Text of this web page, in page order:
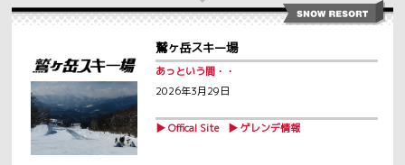
鷲ヶ岳スキー場
あっという間・・
2026年3月29日
▶ Offical Site ▶ ゲレンデ情報